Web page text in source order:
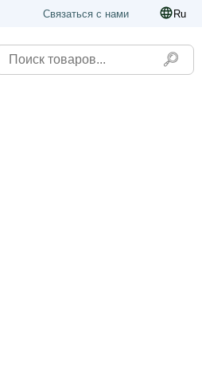
Связаться с нами Ru